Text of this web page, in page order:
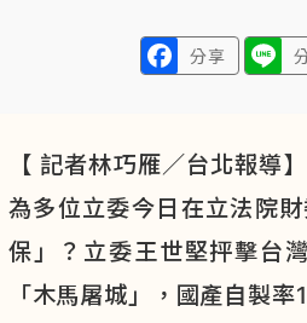
分享
【 記者林巧雁／台北報導
為多位立委今日在立法院
保」？立委王世堅抨擊台
「木馬屠城」，國產自製